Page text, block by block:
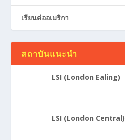
เรียนต่ออเมริกา
สถาบันแนะนำ
LSI (London Ealing)
LSI (London Central)